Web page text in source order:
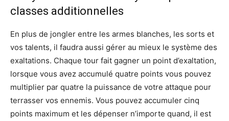
classes additionnelles
En plus de jongler entre les armes blanches, les sorts et
vos talents, il faudra aussi gérer au mieux le système des
exaltations. Chaque tour fait gagner un point d’exaltation,
lorsque vous avez accumulé quatre points vous pouvez
multiplier par quatre la puissance de votre attaque pour
terrasser vos ennemis. Vous pouvez accumuler cinq
points maximum et les dépenser n’importe quand, il est